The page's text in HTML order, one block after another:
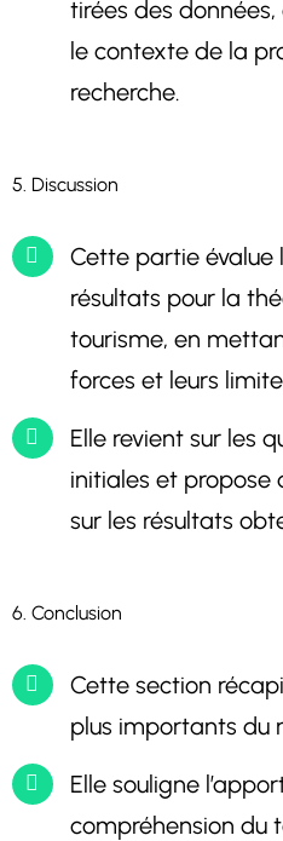
tirées des
le contexte de la
recherche.
5. Discussion
Cette partie évalue
résultats pour la
tourisme, en
forces et leurs
Elle revient sur les
initiales et propose
sur les résultats
6. Conclusion
Cette section
plus importants du
Elle souligne
compréhension du